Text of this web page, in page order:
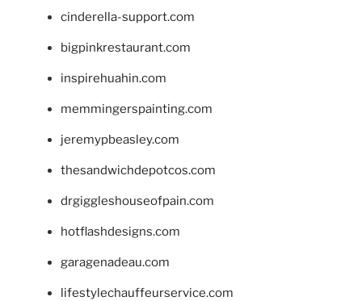
cinderella-support.com
bigpinkrestaurant.com
inspirehuahin.com
memmingerspainting.com
jeremypbeasley.com
thesandwichdepotcos.com
drgiggleshouseofpain.com
hotflashdesigns.com
garagenadeau.com
lifestylechauffeurservice.com